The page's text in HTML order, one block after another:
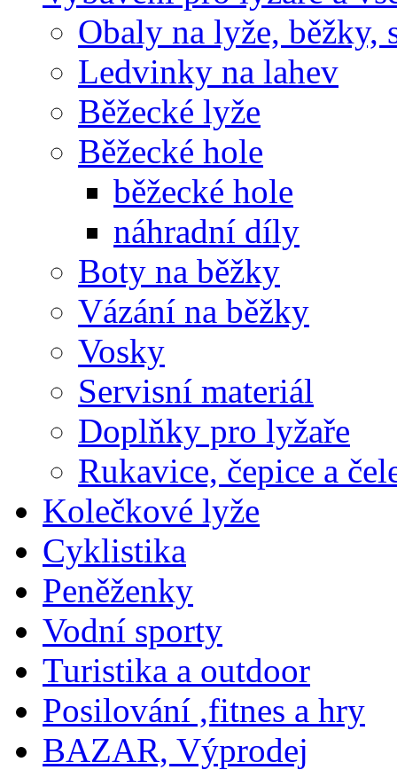
Obaly na lyže, běžky,
Ledvinky na lahev
Běžecké lyže
Běžecké hole
běžecké hole
náhradní díly
Boty na běžky
Vázání na běžky
Vosky
Servisní materiál
Doplňky pro lyžaře
Rukavice, čepice a
Kolečkové lyže
Cyklistika
Peněženky
Vodní sporty
Turistika a outdoor
Posilování ,fitnes a hry
BAZAR, Výprodej